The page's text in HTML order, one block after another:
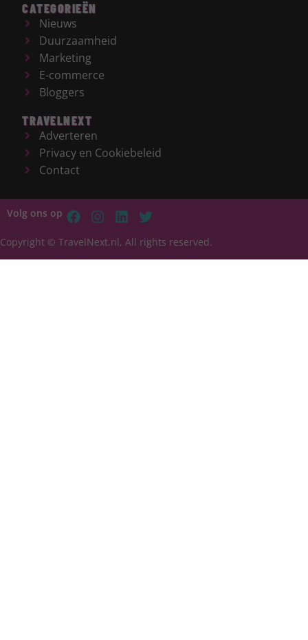
CATEGORIEËN
Nieuws
Duurzaamheid
Marketing
E-commerce
Bloggers
TRAVELNEXT
Adverteren
Privacy en Cookiebeleid
Contact
Volg ons op
Copyright © TravelNext.nl, All rights reserved.